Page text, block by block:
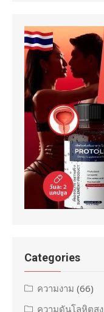
Categories
ความงาม (66)
ความดันโลหิตสูง